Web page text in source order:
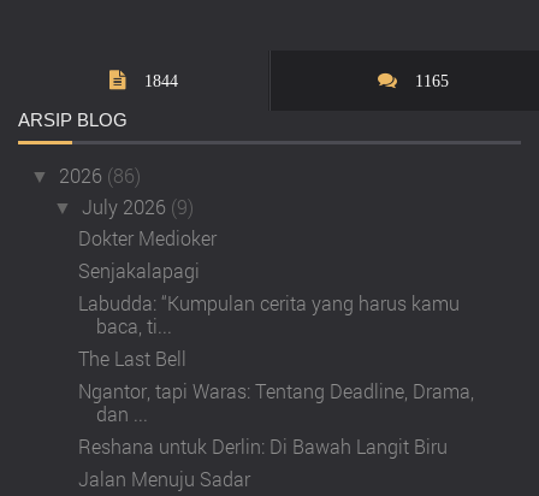
1844 1165
ARSIP BLOG
▼ 2026 (86)
▼July 2026 (9)
Dokter Medioker
Senjakalapagi
Labudda: “Kumpulan cerita yang harus kamu
baca, ti...
The Last Bell
Ngantor, tapi Waras: Tentang Deadline, Drama,
dan ...
Reshana untuk Derlin: Di Bawah Langit Biru
Jalan Menuju Sadar